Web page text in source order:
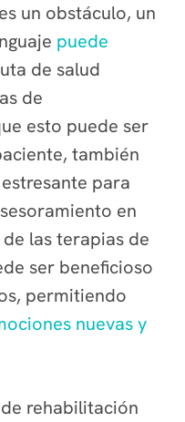
un obstáculo, un
puede
de salud
de
esto puede ser
también
para
en
las terapias de
ser beneficioso
permitiendo
nuevas y
rehabilitación